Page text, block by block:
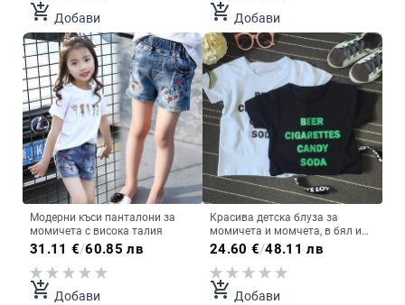
add_shopping_cart Добави add_shopping_cart Добави
Модерни къси панталони за
момичета с висока талия
31.11 €/60.85 лв
add_shopping_cart Добави
Красива детска блуза за
момичета и момчета, в бял и
черен цвят с надпис
24.60 €/48.11 лв
add_shopping_cart Добави